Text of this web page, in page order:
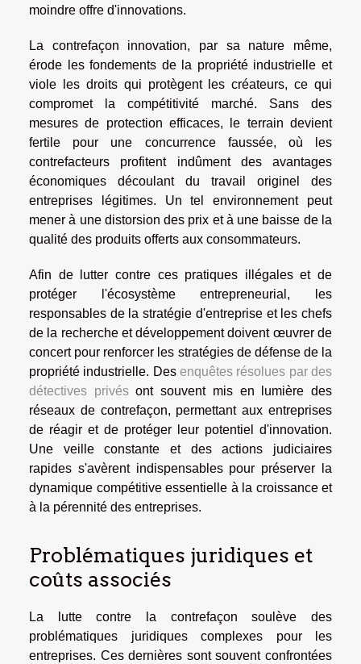
moindre offre d'innovations.
La contrefaçon innovation, par sa nature même,
érode les fondements de la propriété industrielle et
viole les droits qui protègent les créateurs, ce qui
compromet la compétitivité marché. Sans des
mesures de protection efficaces, le terrain devient
fertile pour une concurrence faussée, où les
contrefacteurs profitent indûment des avantages
économiques découlant du travail originel des
entreprises légitimes. Un tel environnement peut
mener à une distorsion des prix et à une baisse de la
qualité des produits offerts aux consommateurs.
Afin de lutter contre ces pratiques illégales et de
protéger l'écosystème entrepreneurial, les
responsables de la stratégie d'entreprise et les chefs
de la recherche et développement doivent œuvrer de
concert pour renforcer les stratégies de défense de la
propriété industrielle. Des enquêtes résolues par des
détectives privésont souvent mis en lumière des
réseaux de contrefaçon, permettant aux entreprises
de réagir et de protéger leur potentiel d'innovation.
Une veille constante et des actions judiciaires
rapides s'avèrent indispensables pour préserver la
dynamique compétitive essentielle à la croissance et
à la pérennité des entreprises.
Problématiques juridiques et
coûts associés
La lutte contre la contrefaçon soulève des
problématiques juridiques complexes pour les
entreprises. Ces dernières sont souvent confrontées